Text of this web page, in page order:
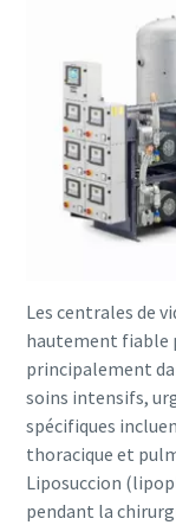
Les centrales de
hautement fiable
principalement
soins intensifs,
spécifiques
thoracique et
Liposuccion
pendant la